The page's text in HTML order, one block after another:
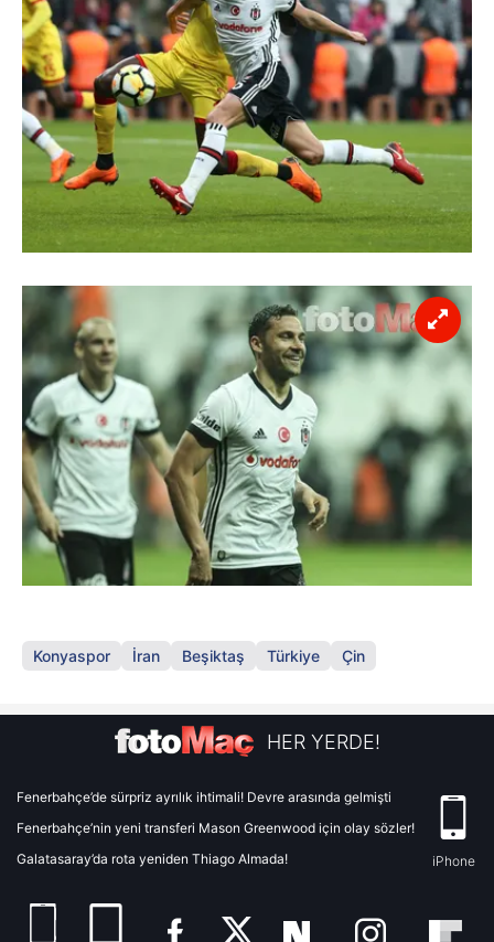
Konyaspor İran Beşiktaş Türkiye Çin
HER YERDE!
Fenerbahçe’de sürpriz ayrılık ihtimali! Devre arasında gelmişti
Fenerbahçe’nin yeni transferi Mason Greenwood için olay sözler!
Galatasaray’da rota yeniden Thiago Almada!
iPhone